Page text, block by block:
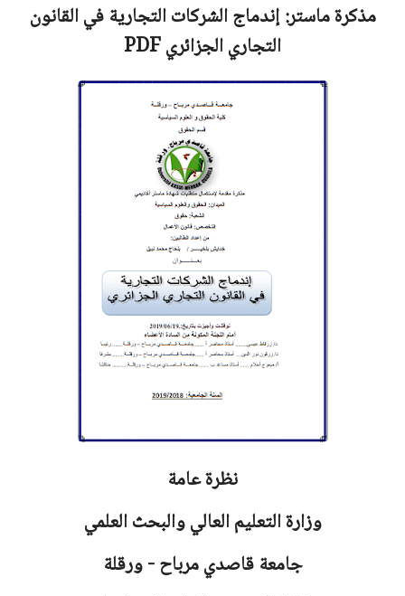
مذكرة ماستر:إندماج الشركات التجارية في القانون
التجاري الجزائريPDF
نظرة عامة
وزارة التعليم العالي والبحث العلمي
جامعةقاصدي مرباح - ورقلة